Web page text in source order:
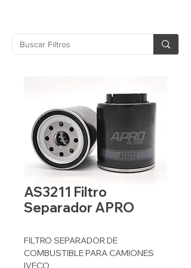
AS3211 Filtro
Separador APRO
FILTRO SEPARADOR DE
COMBUSTIBLE PARA CAMIONES
IVECO